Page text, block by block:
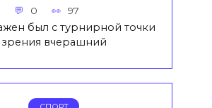
0 97
был с турнирной точки
зрения вчерашний